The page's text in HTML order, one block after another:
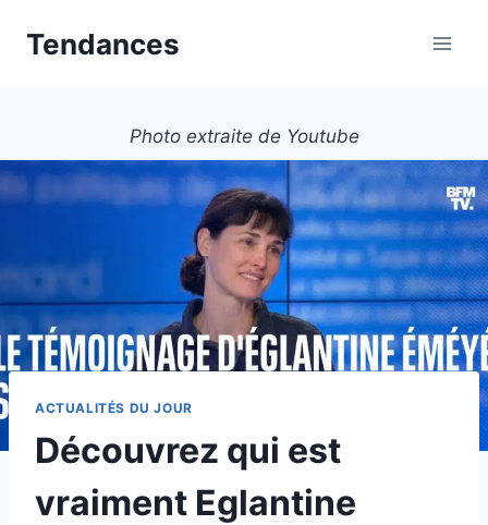
Tendances
Photo extraite de Youtube
ACTUALITÉS DU JOUR
Découvrez qui est
vraiment Eglantine